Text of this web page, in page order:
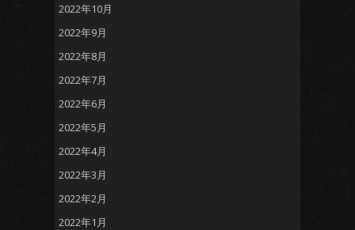
2022年10月
2022年9月
2022年8月
2022年7月
2022年6月
2022年5月
2022年4月
2022年3月
2022年2月
2022年1月